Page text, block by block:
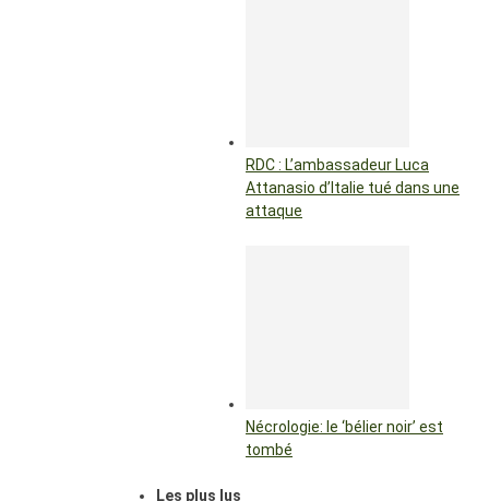
RDC : L’ambassadeur Luca
Attanasio d’Italie tué dans une
attaque
Nécrologie: le ‘bélier noir’ est
tombé
Les plus lus